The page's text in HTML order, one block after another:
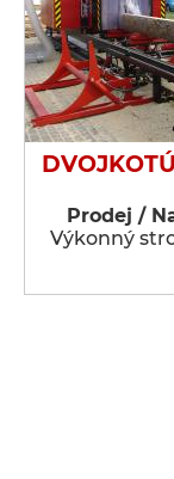
Prodej /
Výkonný